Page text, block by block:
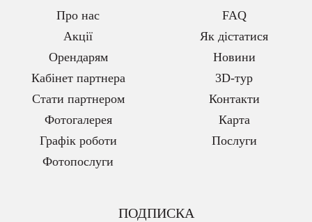
Про нас
Акції
Орендарям
Кабінет партнера
Стати партнером
Фотогалерея
Графік роботи
Фотопослуги
FAQ
Як дістатися
Новини
3D-тур
Контакти
Карта
Послуги
ПОДПИСКА